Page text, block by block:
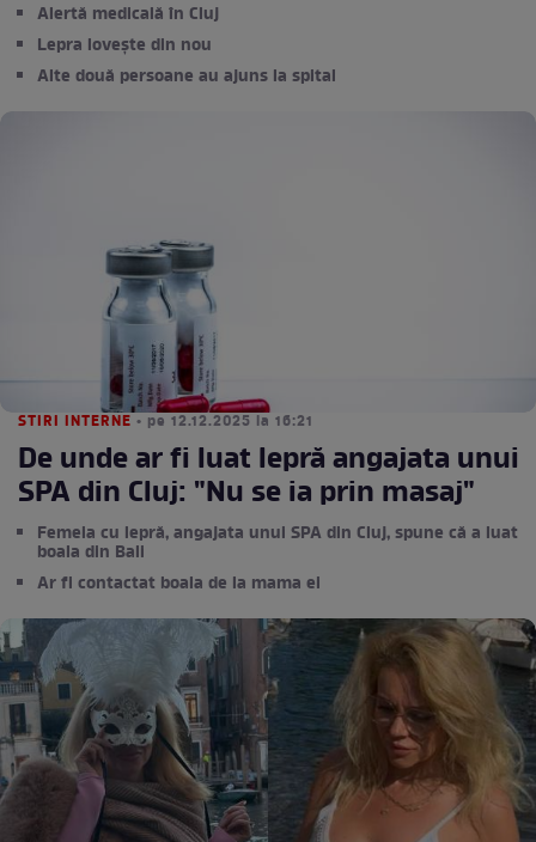
Alertă medicală în Cluj
Lepra lovește din nou
Alte două persoane au ajuns la spital
STIRI INTERNE • pe 12.12.2025 la 16:21
De unde ar fi luat lepră angajata unui
SPA din Cluj: "Nu se ia prin masaj"
Femeia cu lepră, angajata unui SPA din Cluj, spune că a luat
boala din Bali
Ar fi contactat boala de la mama ei